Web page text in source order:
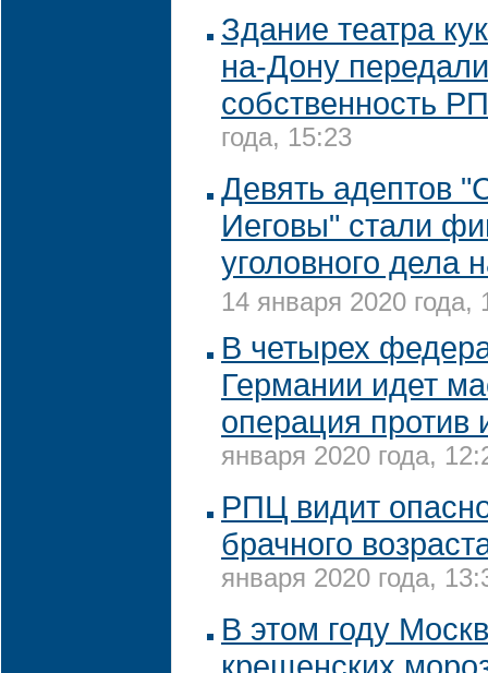
Здание театра
на-Дону
собственность
года, 15:23
Девять адептов
Иеговы" стали
уголовного дела
14 января 2020 года,
В четырех
Германии идет
операция против
января 2020 года,
РПЦ видит
брачного
января 2020 года,
В этом году